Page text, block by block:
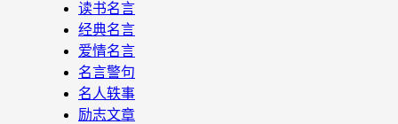
读书名言
经典名言
爱情名言
名言警句
名人轶事
励志文章